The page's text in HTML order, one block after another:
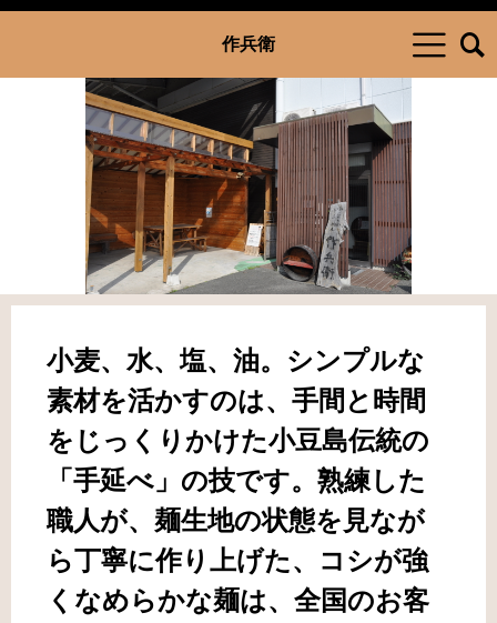
作兵衛
小麦、水、塩、油。シンプルな
素材を活かすのは、手間と時間
をじっくりかけた小豆島伝統の
「手延べ」の技です。熟練した
職人が、麺生地の状態を見なが
ら丁寧に作り上げた、コシが強
くなめらかな麺は、全国のお客